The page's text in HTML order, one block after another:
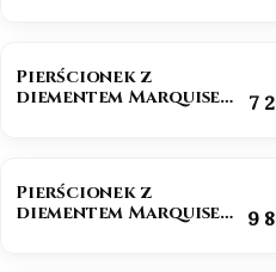
Pierścionek z
diementem Marquise
7
Pierścionek z
diementem Marquise
9